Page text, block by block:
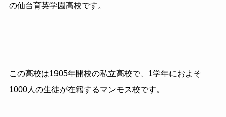
の仙台育英学園高校です。
この高校は1905年開校の私立高校で、1学年におよそ
1000人の生徒が在籍するマンモス校です。